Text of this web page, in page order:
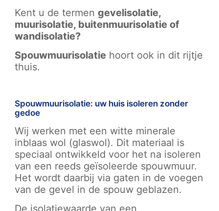
Kent u de termen gevelisolatie,
muurisolatie, buitenmuurisolatie of
wandisolatie?
Spouwmuurisolatie hoort ook in dit rijtje
thuis.
Spouwmuurisolatie: uw huis isoleren zonder
gedoe
Wij werken met een witte minerale
inblaas wol (glaswol). Dit materiaal is
speciaal ontwikkeld voor het na isoleren
van een reeds geïsoleerde spouwmuur.
Het wordt daarbij via gaten in de voegen
van de gevel in de spouw geblazen.
De isolatiewaarde van een